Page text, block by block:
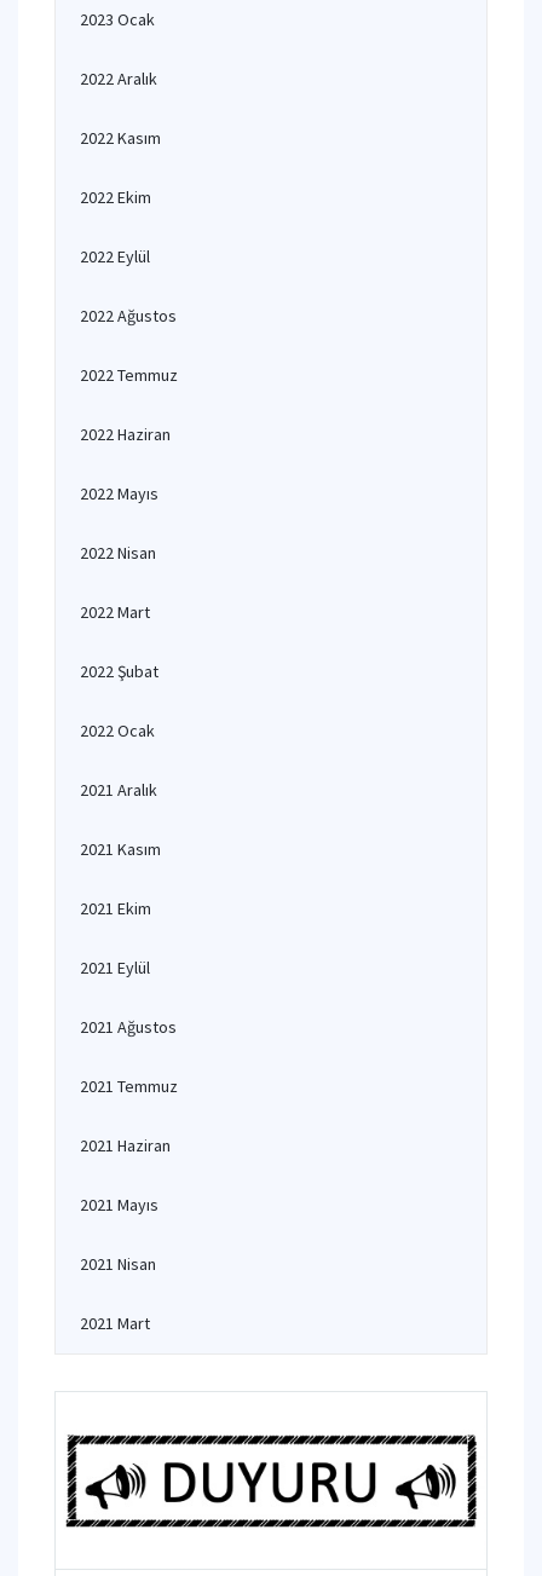
2023 Ocak
2022 Aralık
2022 Kasım
2022 Ekim
2022 Eylül
2022 Ağustos
2022 Temmuz
2022 Haziran
2022 Mayıs
2022 Nisan
2022 Mart
2022 Şubat
2022 Ocak
2021 Aralık
2021 Kasım
2021 Ekim
2021 Eylül
2021 Ağustos
2021 Temmuz
2021 Haziran
2021 Mayıs
2021 Nisan
2021 Mart